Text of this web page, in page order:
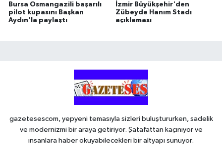
Bursa Osmangazili başarılı
pilot kupasını Başkan
Aydın'la paylaştı
İzmir Büyükşehir'den
Zübeyde Hanım Stadı
açıklaması
gazetesescom, yepyeni temasıyla sizleri buluştururken, sadelik
ve modernizmi bir araya getiriyor. Şatafattan kaçınıyor ve
insanlara haber okuyabilecekleri bir altyapı sunuyor.